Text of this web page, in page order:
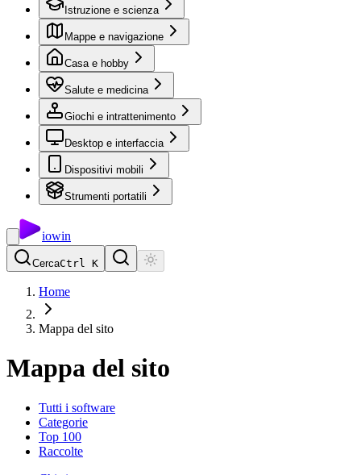
Istruzione e scienza
Mappe e navigazione
Casa e hobby
Salute e medicina
Giochi e intrattenimento
Desktop e interfaccia
Dispositivi mobili
Strumenti portatili
iowin
CercaCtrl K
Home
Mappa del sito
Mappa del sito
Tutti i software
Categorie
Top 100
Raccolte